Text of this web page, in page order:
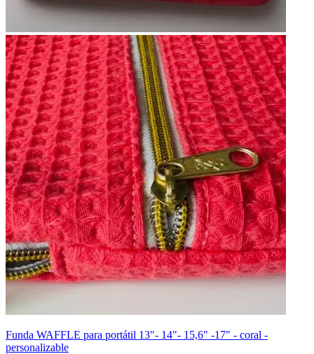
Funda WAFFLE para portátil 13"- 14"- 15,6" -17" - coral -
personalizable